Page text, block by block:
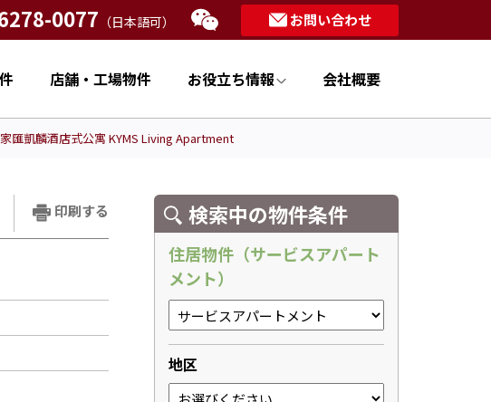
0077 （日本語可） お問い合わせ
店舗・工場物件 お役立ち情報 会社概要
匯凱麟酒店式公寓 KYMS Living Apartment
印刷する 検索中の物件条件
住居物件（サービスアパート
メント）
地区